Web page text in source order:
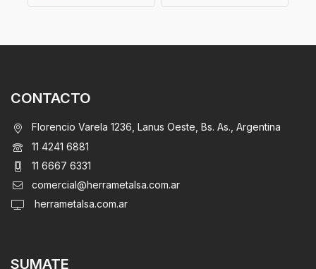
CONTACTO
Florencio Varela 1236, Lanus Oeste, Bs. As., Argentina
11 4241 6881
11 6667 6331
comercial@herrametalsa.com.ar
herrametalsa.com.ar
SUMATE